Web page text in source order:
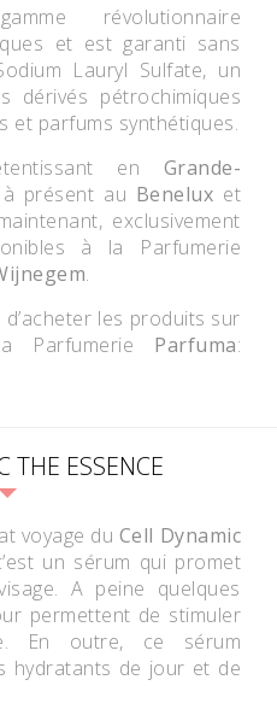
révolutionnaire
et est garanti sans
Lauryl Sulfate, un
dérivés pétrochimiques
et parfums synthétiques.
en Grande-
présent au Benelux et
exclusivement
à la Parfumerie
.
les produits sur
Parfumerie Parfuma:
THE ESSENCE
voyage du Cell Dynamic
un sérum qui promet
A peine quelques
permettent de stimuler
En outre, ce sérum
hydratants de jour et de